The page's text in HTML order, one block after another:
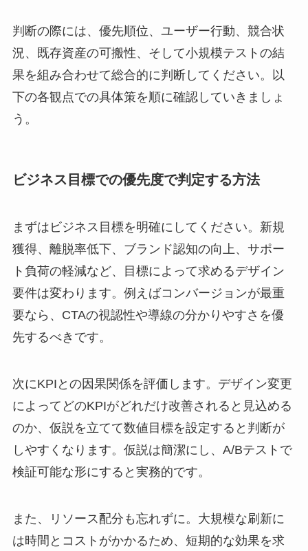
判断の際には、優先順位、ユーザー行動、競合状
況、既存資産の可搬性、そして小規模テストの結
果を組み合わせて総合的に判断してください。以
下の各観点での具体策を順に確認していきましょ
う。
ビジネス目標での優先度で判定する方法
まずはビジネス目標を明確にしてください。新規
獲得、離脱率低下、ブランド認知の向上、サポー
ト負荷の軽減など、目標によって求めるデザイン
要件は変わります。例えばコンバージョンが最重
要なら、CTAの視認性や導線の分かりやすさを優
先するべきです。
次にKPIとの因果関係を評価します。デザイン変更
によってどのKPIがどれだけ改善されると見込める
のか、仮説を立てて数値目標を設定すると判断が
しやすくなります。仮説は簡潔にし、A/Bテストで
検証可能な形にすると実務的です。
また、リソース配分も忘れずに。大規模な刷新に
は時間とコストがかかるため、短期的な効果を求